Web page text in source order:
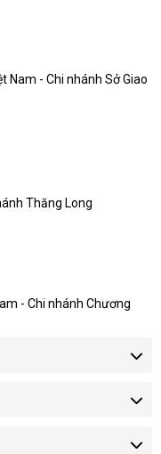
Nam - Chi nhánh Sở Giao
Thăng Long
- Chi nhánh Chương